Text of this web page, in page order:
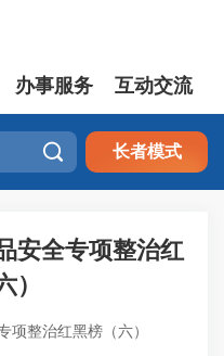
办事服务 互动交流
 长者模式
安全专项整治红
）
项整治红黑榜（六）